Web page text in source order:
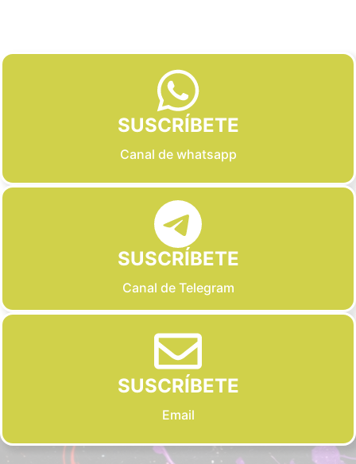
SUSCRÍBETE
Canal de whatsapp
SUSCRÍBETE
Canal de Telegram
SUSCRÍBETE
Email